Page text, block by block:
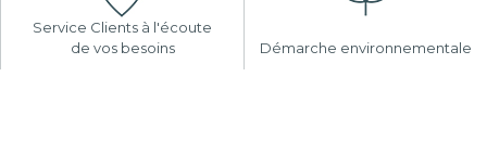
Service Clients à l'écoute
de vos besoins
Démarche environnementale